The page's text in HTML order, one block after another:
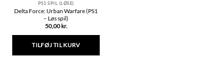
PS1 SPIL (LØSE)
Delta Force: Urban Warfare (PS1
– Løs spil)
50,00 kr.
TILFØJ TIL KURV